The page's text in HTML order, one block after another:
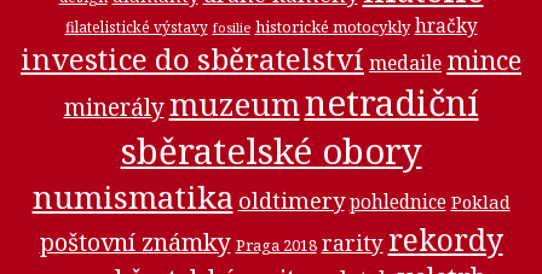
filatelistické výstavy fosilie historické motocykly hračky
investice do sběratelství medaile mince
minerálymuzeumnetradiční
sběratelské obory
numismatika oldtimery pohlednice Poklad
poštovní známky Praga 2018 rarity rekordy